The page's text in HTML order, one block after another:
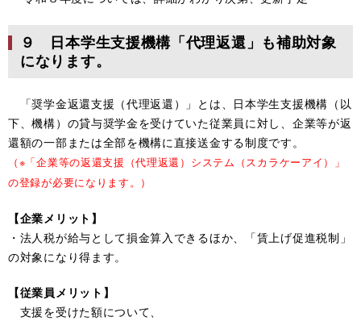
９ 日本学生支援機構「代理返還」も補助対象
になります。
「奨学金返還支援（代理返還）」とは、日本学生支援機構（以
下、機構）の貸与奨学金を受けていた従業員に対し、企業等が返
還額の一部または全部を機構に直接送金する制度です。
（※「企業等の返還支援（代理返還）システム（スカラケーアイ）」
の登録が必要になります。）
【企業メリット】
・法人税が給与として損金算入できるほか、「賃上げ促進税制」
の対象になり得ます。
【従業員メリット】
支援を受けた額について、